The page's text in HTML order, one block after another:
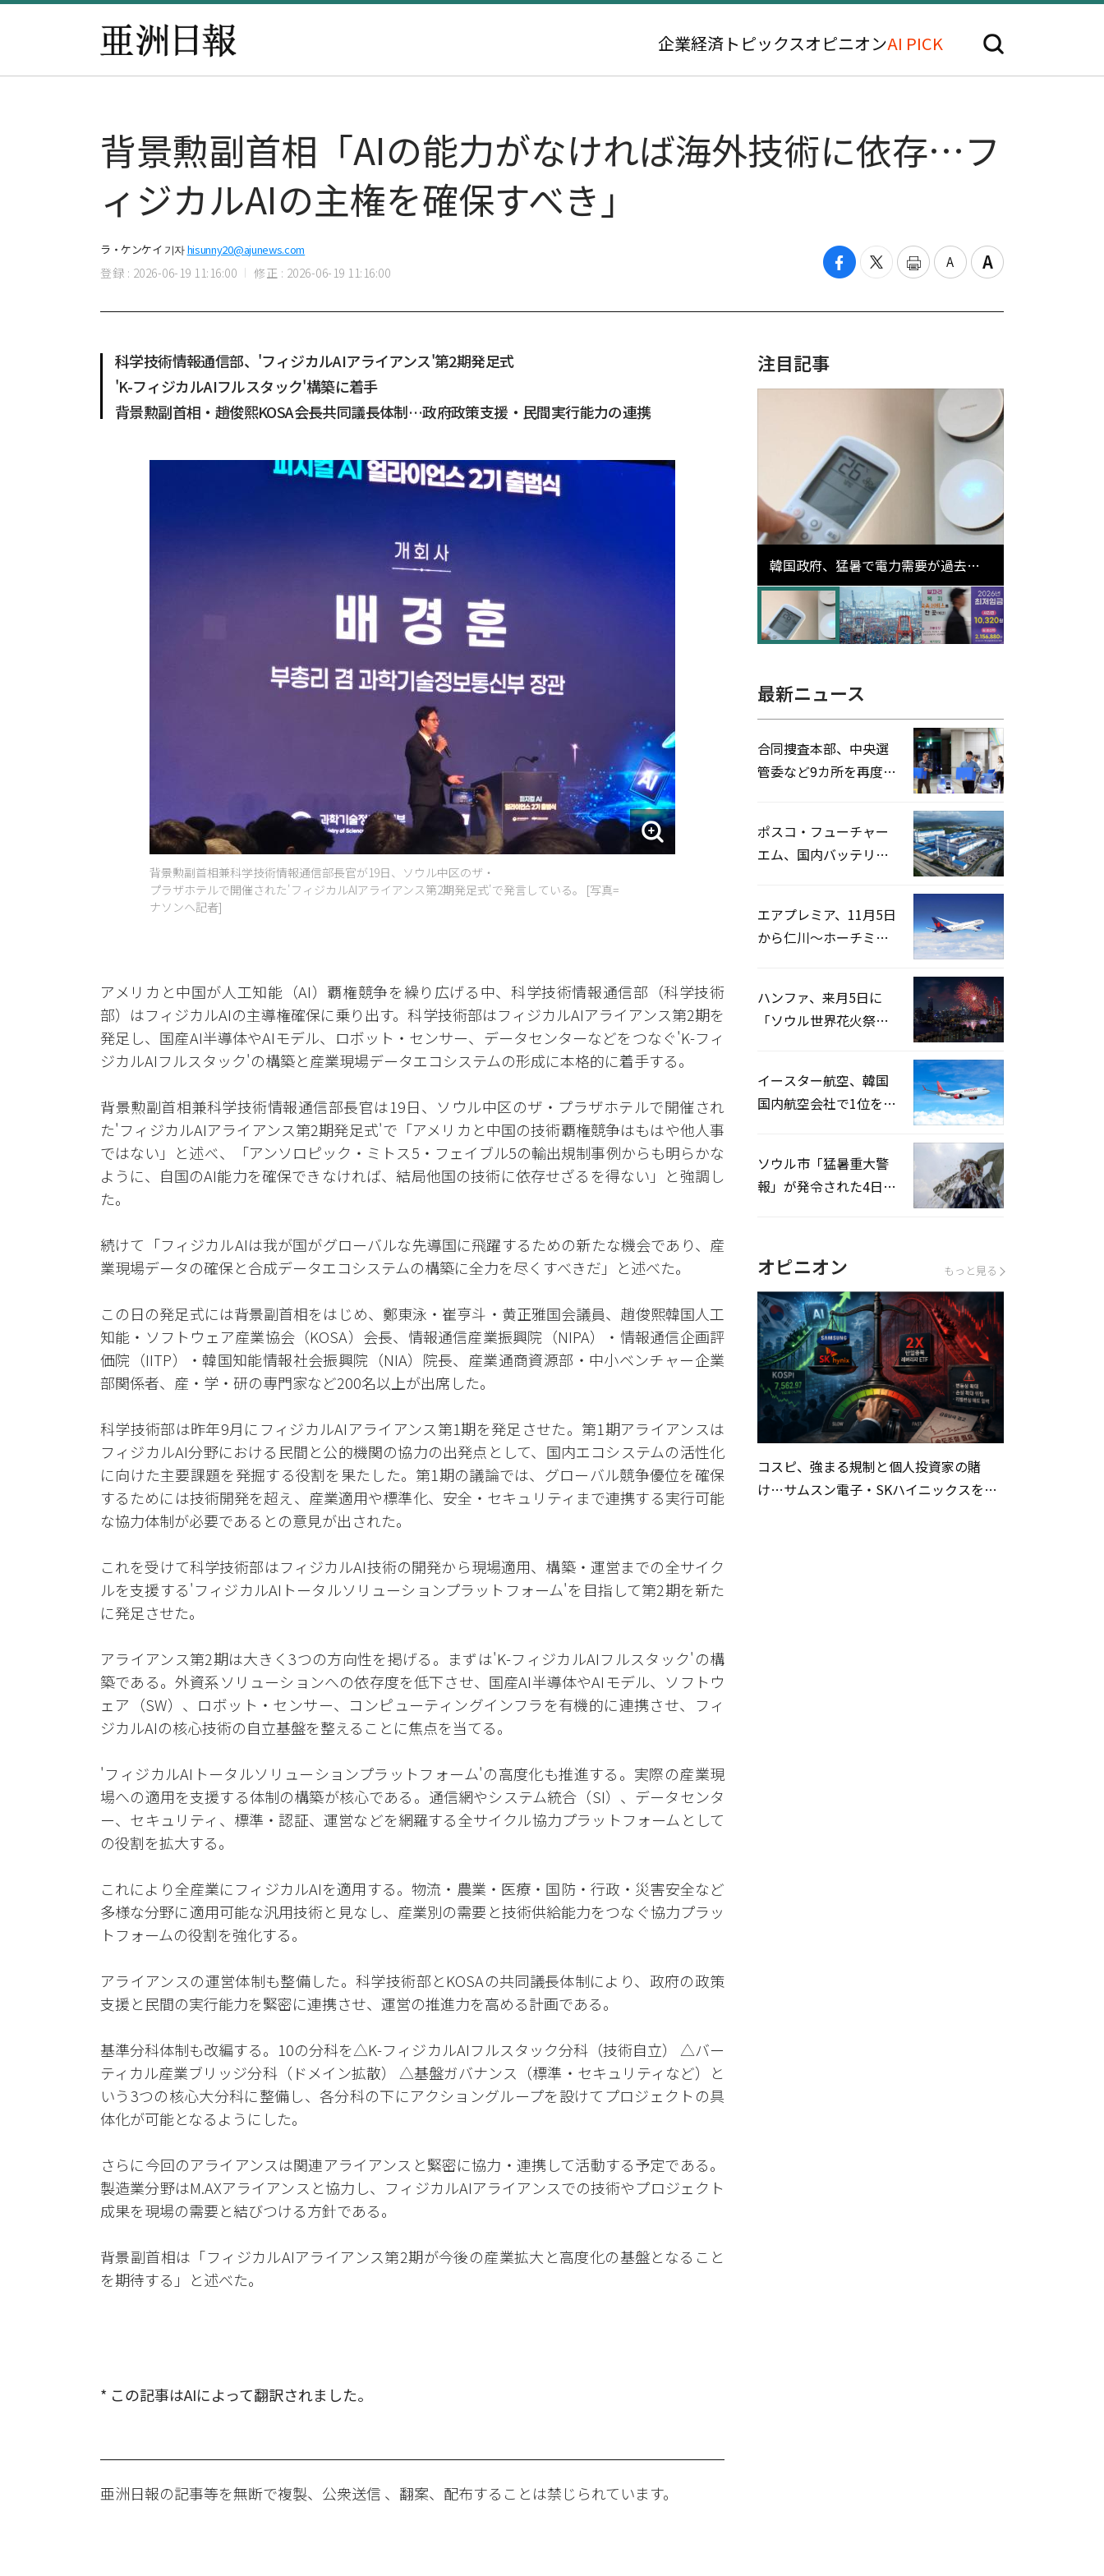
企業経済 トピックスオピニオンAI PICK
背景勲副首相「AIの能力がなければ海外技術に依存…フ
ィジカルAIの主権を確保すべき」
ラ・ケンケイ 기자hisunny20@ajunews.com
登録 : 2026-06-19 11:16:00 修正 : 2026-06-19 11:16:00
科学技術情報通信部、'フィジカルAIアライアンス'第2期発足式
'K-フィジカルAIフルスタック'構築に着手
背景勲副首相・趙俊熙KOSA会長共同議長体制…政府政策支援・民間実行能力の連携
背景勲副首相兼科学技術情報通信部長官が19日、ソウル中区のザ・
プラザホテルで開催された'フィジカルAIアライアンス第2期発足式'で発言している。 [写真=
ナソンヘ記者]
アメリカと中国が人工知能（AI）覇権競争を繰り広げる中、科学技術情報通信部（科学技術
部）はフィジカルAIの主導権確保に乗り出す。科学技術部はフィジカルAIアライアンス第2期を
発足し、国産AI半導体やAIモデル、ロボット・センサー、データセンターなどをつなぐ'K-フィ
ジカルAIフルスタック'の構築と産業現場データエコシステムの形成に本格的に着手する。
背景勲副首相兼科学技術情報通信部長官は19日、ソウル中区のザ・プラザホテルで開催され
た'フィジカルAIアライアンス第2期発足式'で「アメリカと中国の技術覇権競争はもはや他人事
ではない」と述べ、「アンソロピック・ミトス5・フェイブル5の輸出規制事例からも明らかな
ように、自国のAI能力を確保できなければ、結局他国の技術に依存せざるを得ない」と強調し
た。
続けて「フィジカルAIは我が国がグローバルな先導国に飛躍するための新たな機会であり、産
業現場データの確保と合成データエコシステムの構築に全力を尽くすべきだ」と述べた。
この日の発足式には背景副首相をはじめ、鄭東泳・崔亨斗・黄正雅国会議員、趙俊熙韓国人工
知能・ソフトウェア産業協会（KOSA）会長、情報通信産業振興院（NIPA）・情報通信企画評
価院（IITP）・韓国知能情報社会振興院（NIA）院長、産業通商資源部・中小ベンチャー企業
部関係者、産・学・研の専門家など200名以上が出席した。
科学技術部は昨年9月にフィジカルAIアライアンス第1期を発足させた。第1期アライアンスは
フィジカルAI分野における民間と公的機関の協力の出発点として、国内エコシステムの活性化
に向けた主要課題を発掘する役割を果たした。第1期の議論では、グローバル競争優位を確保
するためには技術開発を超え、産業適用や標準化、安全・セキュリティまで連携する実行可能
な協力体制が必要であるとの意見が出された。
これを受けて科学技術部はフィジカルAI技術の開発から現場適用、構築・運営までの全サイク
ルを支援する'フィジカルAIトータルソリューションプラットフォーム'を目指して第2期を新た
に発足させた。
アライアンス第2期は大きく3つの方向性を掲げる。まずは'K-フィジカルAIフルスタック'の構
築である。外資系ソリューションへの依存度を低下させ、国産AI半導体やAIモデル、ソフトウ
ェア（SW）、ロボット・センサー、コンピューティングインフラを有機的に連携させ、フィ
ジカルAIの核心技術の自立基盤を整えることに焦点を当てる。
'フィジカルAIトータルソリューションプラットフォーム'の高度化も推進する。実際の産業現
場への適用を支援する体制の構築が核心である。通信網やシステム統合（SI）、データセンタ
ー、セキュリティ、標準・認証、運営などを網羅する全サイクル協力プラットフォームとして
の役割を拡大する。
これにより全産業にフィジカルAIを適用する。物流・農業・医療・国防・行政・災害安全など
多様な分野に適用可能な汎用技術と見なし、産業別の需要と技術供給能力をつなぐ協力プラッ
トフォームの役割を強化する。
アライアンスの運営体制も整備した。科学技術部とKOSAの共同議長体制により、政府の政策
支援と民間の実行能力を緊密に連携させ、運営の推進力を高める計画である。
基準分科体制も改編する。10の分科を△K-フィジカルAIフルスタック分科（技術自立） △バー
ティカル産業ブリッジ分科（ドメイン拡散） △基盤ガバナンス（標準・セキュリティなど）と
いう3つの核心大分科に整備し、各分科の下にアクショングループを設けてプロジェクトの具
体化が可能となるようにした。
さらに今回のアライアンスは関連アライアンスと緊密に協力・連携して活動する予定である。
製造業分野はM.AXアライアンスと協力し、フィジカルAIアライアンスでの技術やプロジェクト
成果を現場の需要と結びつける方針である。
背景副首相は「フィジカルAIアライアンス第2期が今後の産業拡大と高度化の基盤となること
を期待する」と述べた。
* この記事はAIによって翻訳されました。
亜洲日報の記事等を無断で複製、公衆送信 、翻案、配布することは禁じられています。
注目記事
韓国政府、猛暑で電力需要が過去最
高更新の可能性に需給対応体制を点
検
最新ニュース
合同捜査本部、中央選
管委など9カ所を再度家
ポスコ・フューチャー
エム、国内バッテリー
エアプレミア、11月5日
から仁川〜ホーチミン
ハンファ、来月5日に
「ソウル世界花火祭り
イースター航空、韓国
国内航空会社で1位を記
ソウル市「猛暑重大警
報」が発令された4日、
オピニオン もっと見る
コスピ、強まる規制と個人投資家の賭
け…サムスン電子・SKハイニックスを巡